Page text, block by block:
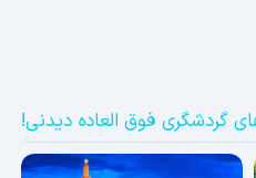
گردشگری فوق العاده دیدنی!